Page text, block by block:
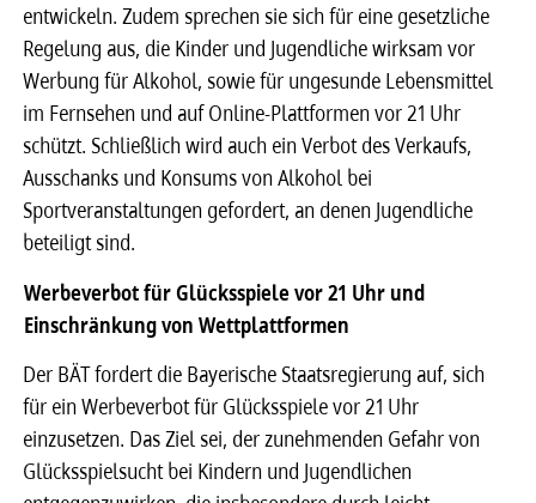
entwickeln. Zudem sprechen sie sich für eine gesetzliche
Regelung aus, die Kinder und Jugendliche wirksam vor
Werbung für Alkohol, sowie für ungesunde Lebensmittel
im Fernsehen und auf Online-Plattformen vor 21 Uhr
schützt. Schließlich wird auch ein Verbot des Verkaufs,
Ausschanks und Konsums von Alkohol bei
Sportveranstaltungen gefordert, an denen Jugendliche
beteiligt sind.
Werbeverbot für Glücksspiele vor 21 Uhr und
Einschränkung von Wettplattformen
Der BÄT fordert die Bayerische Staatsregierung auf, sich
für ein Werbeverbot für Glücksspiele vor 21 Uhr
einzusetzen. Das Ziel sei, der zunehmenden Gefahr von
Glücksspielsucht bei Kindern und Jugendlichen